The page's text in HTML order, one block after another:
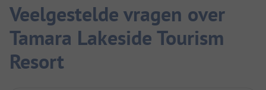
Veelgestelde vragen over
Tamara Lakeside Tourism
Resort